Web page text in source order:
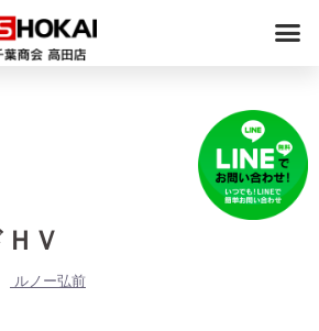
Ｖ
ルノー弘前